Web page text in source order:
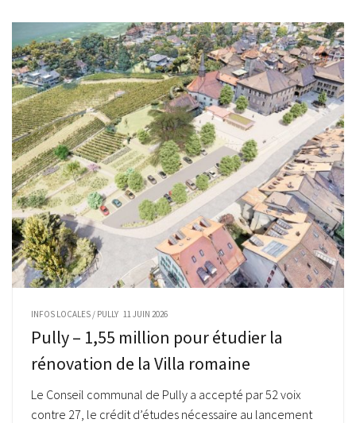
INFOS LOCALES / PULLY 11 JUIN 2026
Pully – 1,55 million pour étudier la
rénovation de la Villa romaine
Le Conseil communal de Pully a accepté par 52 voix
contre 27, le crédit d’études nécessaire au lancement